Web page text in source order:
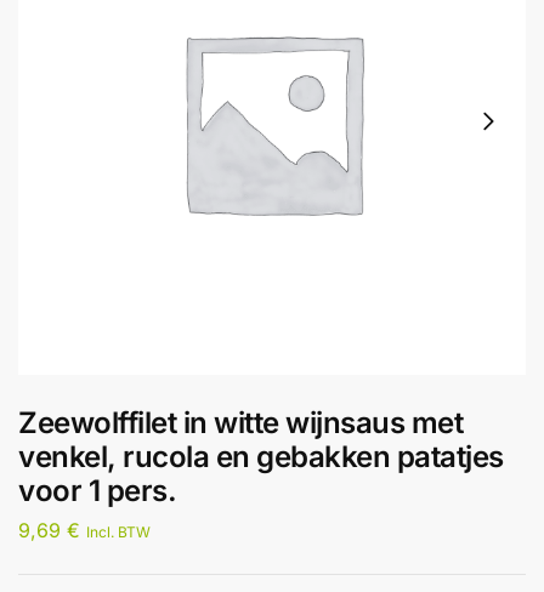
Zeewolffilet in witte wijnsaus met
venkel, rucola en gebakken patatjes
voor 1 pers.
9,69 € Incl. BTW